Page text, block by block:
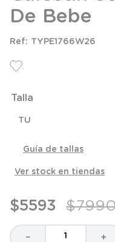
De Bebe
TYPE1766W26
Talla
TU
Guía de tallas
Ver stock en tiendas
$5593 $
＋
－
4.
body
5
manta
8.
9.